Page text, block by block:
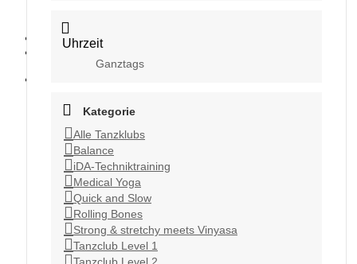
Uhrzeit
Ganztags
Kategorie
Alle Tanzklubs
Balance
iDA-Techniktraining
Medical Yoga
Quick and Slow
Rolling Bones
Strong & stretchy meets Vinyasa
Tanzclub Level 1
Tanzclub Level 2